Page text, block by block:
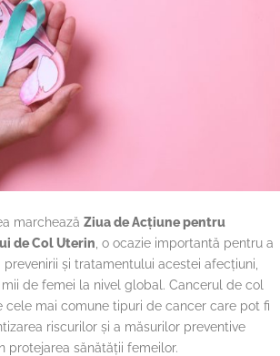
marchează Ziua de Acțiune pentru
de Col Uterin , o ocazie importantă pentru a
și tratamentului acestei afecțiuni,
de femei la nivel global. Cancerul de col
cele mai comune tipuri de cancer care pot fi
riscurilor și a măsurilor preventive
protejarea sănătății femeilor.